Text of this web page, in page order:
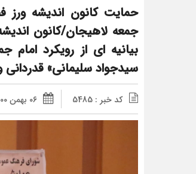
حمایت کانون اندیشه ورز
جمعه لاهیجان/کانون
بیانیه ای از رویکرد
سیدجواد سلیمانی»
کد خبر : 5485 ۰۶ بهمن ۱۴۰۰ - ۱۲:۲۶